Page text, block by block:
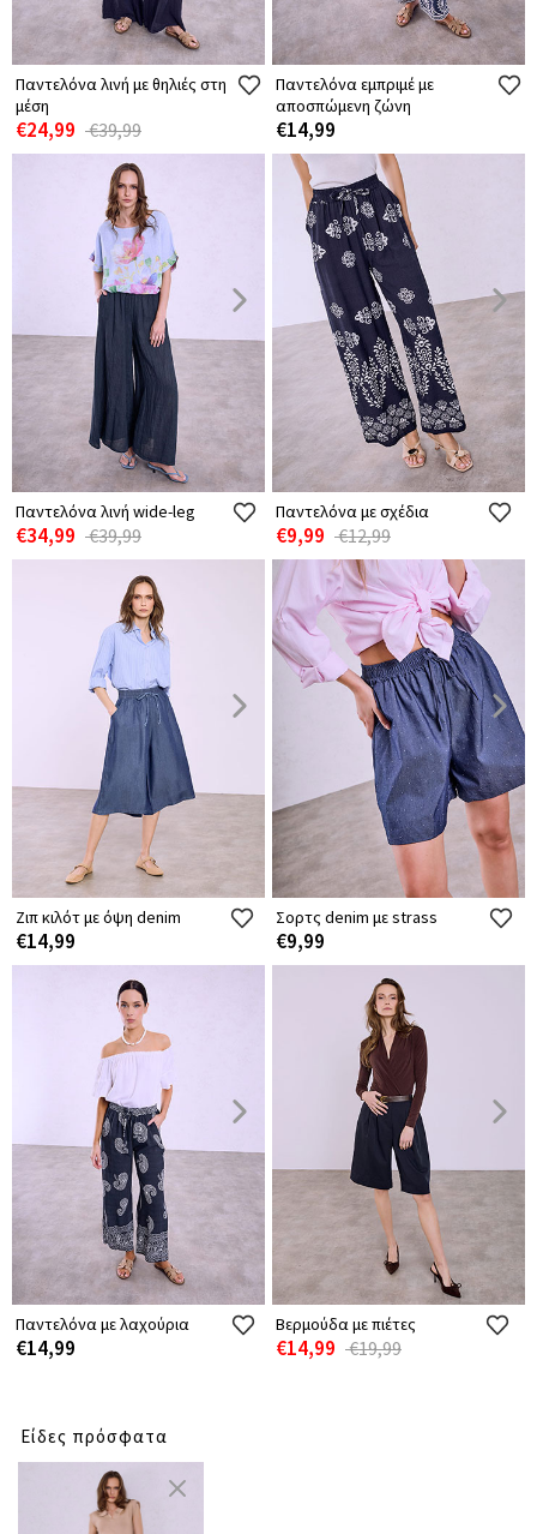
Παντελόνα λινή με θηλιές στη
μέση
€24,99 €39,99
Παντελόνα εμπριμέ με
αποσπώμενη ζώνη
€14,99
Παντελόνα λινή wide-leg
€34,99 €39,99
Παντελόνα με σχέδια
€9,99 €12,99
Ζιπ κιλότ με όψη denim
€14,99
Σορτς denim με strass
€9,99
Παντελόνα με λαχούρια
€14,99
Βερμούδα με πιέτες
€14,99 €19,99
Είδες πρόσφατα